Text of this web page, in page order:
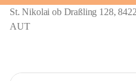
Laufende und
Kinder, Eltern und
St. Nikolai ob Draßling 128,
AUT